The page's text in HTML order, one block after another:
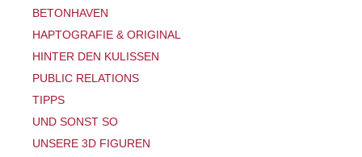
BETONHAVEN
HAPTOGRAFIE & ORIGINAL
HINTER DEN KULISSEN
PUBLIC RELATIONS
TIPPS
UND SONST SO
UNSERE 3D FIGUREN